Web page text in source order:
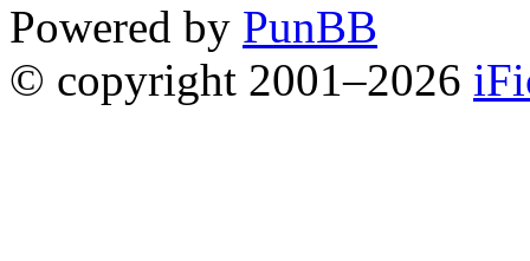
Powered by PunBB
© copyright 2001–2026